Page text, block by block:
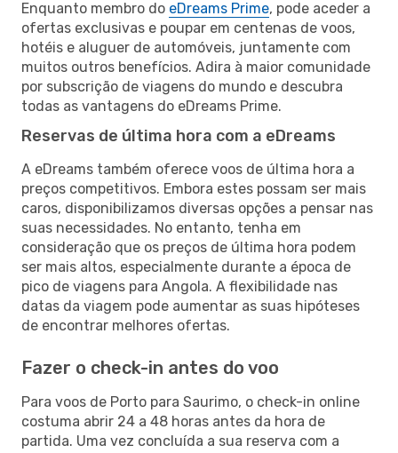
Enquanto membro do eDreams Prime, pode aceder a
ofertas exclusivas e poupar em centenas de voos,
hotéis e aluguer de automóveis, juntamente com
muitos outros benefícios. Adira à maior comunidade
por subscrição de viagens do mundo e descubra
todas as vantagens do eDreams Prime.
Reservas de última hora com a eDreams
A eDreams também oferece voos de última hora a
preços competitivos. Embora estes possam ser mais
caros, disponibilizamos diversas opções a pensar nas
suas necessidades. No entanto, tenha em
consideração que os preços de última hora podem
ser mais altos, especialmente durante a época de
pico de viagens para Angola. A flexibilidade nas
datas da viagem pode aumentar as suas hipóteses
de encontrar melhores ofertas.
Fazer o check-in antes do voo
Para voos de Porto para Saurimo, o check-in online
costuma abrir 24 a 48 horas antes da hora de
partida. Uma vez concluída a sua reserva com a